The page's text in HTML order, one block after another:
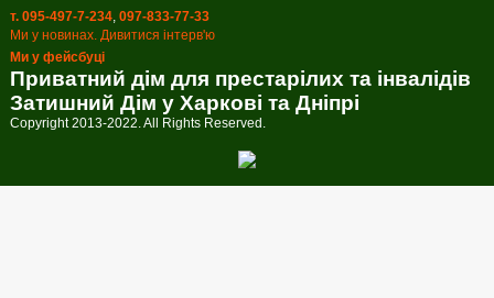
т. 095-497-7-234, 097-833-77-33
Ми у новинах. Дивитися інтерв'ю
Ми у фейсбуці
Приватний дім для престарілих та інвалідів
Затишний Дім у Харкові та Дніпрі
Copyright 2013-2022. All Rights Reserved.